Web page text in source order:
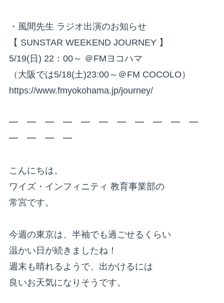
・風間先生 ラジオ出演のお知らせ
【 SUNSTAR WEEKEND JOURNEY 】
5/19(日) 22：00～ ＠FMヨコハマ
（大阪では5/18(土)23:00～＠FM COCOLO）
https://www.fmyokohama.jp/journey/
━ ━ ━ ━ ━ ━ ━ ━ ━ ━ ━
━ ━ ━ ━
こんにちは。
ワイズ・インフィニティ 教育事業部の
常宮です。
今週の東京は、半袖でも過ごせるくらい
温かい日が続きましたね！
週末も晴れるようで、出かけるには
良いお天気になりそうです。